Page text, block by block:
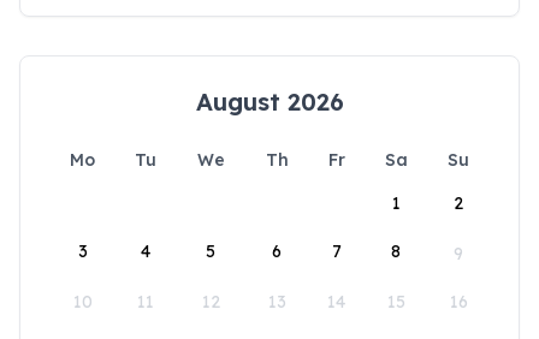
August 2026
Mo Tu We Th Fr Sa
Su
1
2
3 4 5 6 7 8 9
10 11 12 13 14 15 16